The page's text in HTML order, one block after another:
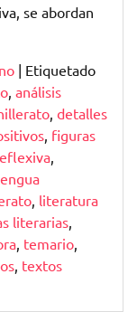
se abordan
| Etiquetado
, análisis
, detalles
, figuras
,
, literatura
literarias,
, temario,
, textos